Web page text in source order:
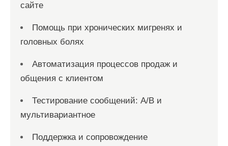
сайте
Помощь при хронических мигренях и
головных болях
Автоматизация процессов продаж и
общения с клиентом
Тестирование сообщений: A/B и
мультивариантное
Поддержка и сопровождение